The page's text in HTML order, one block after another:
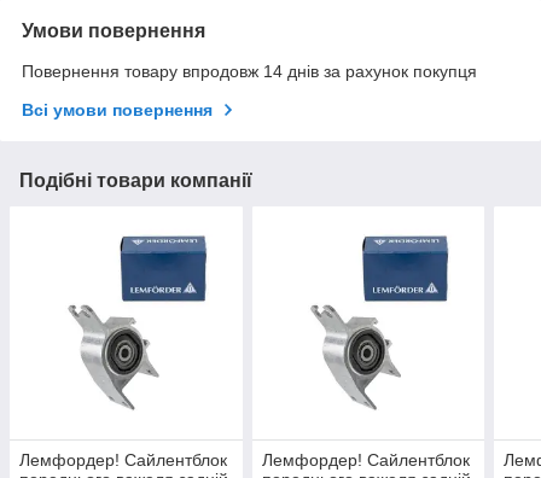
Умови повернення
Повернення товару впродовж 14 днів за рахунок покупця
Всі умови повернення
Подібні товари компанії
Лемфордер! Сайлентблок
Лемфордер! Сайлентблок